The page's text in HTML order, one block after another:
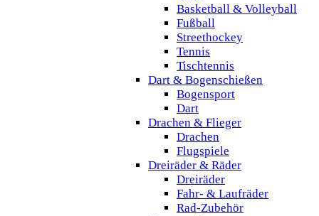
Basketball & Volleyball
Fußball
Streethockey
Tennis
Tischtennis
Dart & Bogenschießen
Bogensport
Dart
Drachen & Flieger
Drachen
Flugspiele
Dreiräder & Räder
Dreiräder
Fahr- & Laufräder
Rad-Zubehör